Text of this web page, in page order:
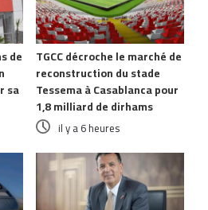
de
sa
TGCC décroche le marché de
reconstruction du stade
Tessema à Casablanca pour
1,8 milliard de dirhams
il y a 6 heures